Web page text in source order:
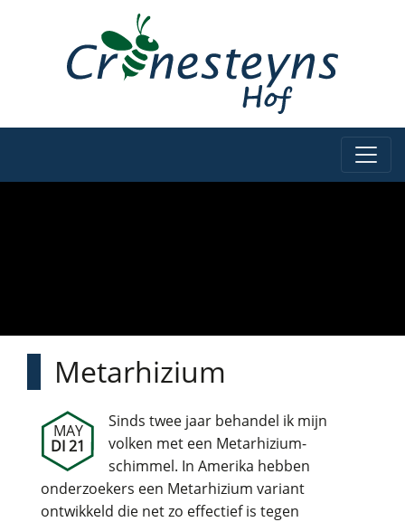
Metarhizium
MAY
DI 21
Sinds twee jaar behandel ik mijn
volken met een Metarhizium-
schimmel. In Amerika hebben
onderzoekers een Metarhizium variant
ontwikkeld die net zo effectief is tegen